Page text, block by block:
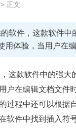
> 正文
软件，这款软件
体验，当用户在
款软件中的强大
户在编辑文档文
过程中还可以根
软件中找到插入